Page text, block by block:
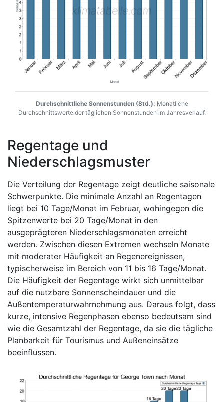
Durchschnittliche Sonnenstunden (Std.): Monatliche
Durchschnittswerte der täglichen Sonnenstunden im Jahresverlauf.
Regentage und
Niederschlagsmuster
Die Verteilung der Regentage zeigt deutliche saisonale
Schwerpunkte. Die minimale Anzahl an Regentagen
liegt bei 10 Tage/Monat im Februar, wohingegen die
Spitzenwerte bei 20 Tage/Monat in den
ausgeprägteren Niederschlagsmonaten erreicht
werden. Zwischen diesen Extremen wechseln Monate
mit moderater Häufigkeit an Regenereignissen,
typischerweise im Bereich von 11 bis 16 Tage/Monat.
Die Häufigkeit der Regentage wirkt sich unmittelbar
auf die nutzbare Sonnenscheindauer und die
Außentemperaturwahrnehmung aus. Daraus folgt, dass
kurze, intensive Regenphasen ebenso bedeutsam sind
wie die Gesamtzahl der Regentage, da sie die tägliche
Planbarkeit für Tourismus und Außeneinsätze
beeinflussen.